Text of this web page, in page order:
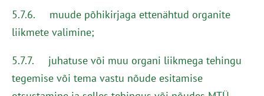
5.7.6. muude põhikirjaga ettenähtud organite
liikmete valimine;
5.7.7. juhatuse või muu organi liikmega tehingu
tegemise või tema vastu nõude esitamise